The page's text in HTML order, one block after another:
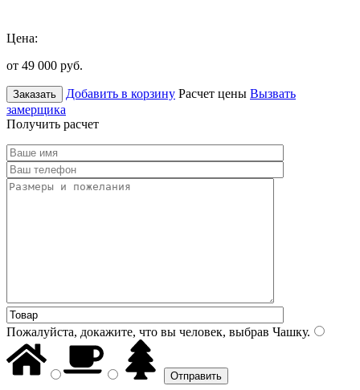
Цена:
от 49 000 руб.
Заказать Добавить в корзину Расчет цены Вызвать
замерщика
Получить расчет
Пожалуйста, докажите, что вы человек, выбрав Чашку.